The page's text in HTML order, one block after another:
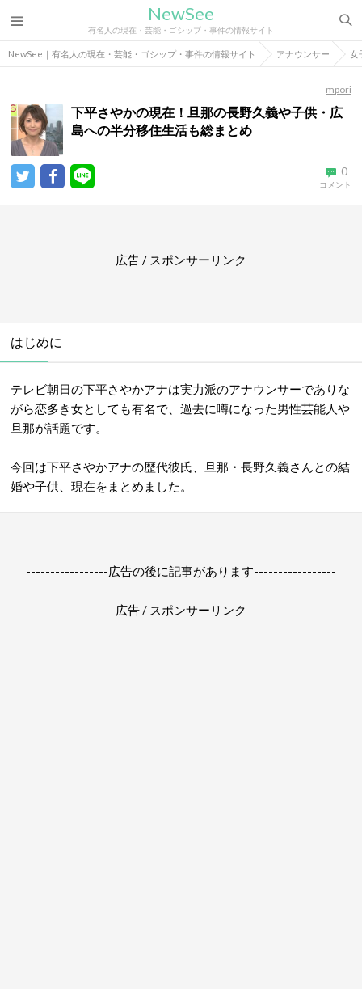
NewSee
有名人の現在・芸能・ゴシップ・事件の情報サイト
NewSee｜有名人の現在・芸能・ゴシップ・事件の情報サイト アナウンサー 女
mpori
下平さやかの現在！旦那の長野久義や子供・広
島への半分移住生活も総まとめ
0
コメント
広告 / スポンサーリンク
はじめに
テレビ朝日の下平さやかアナは実力派のアナウンサーでありな
がら恋多き女としても有名で、過去に噂になった男性芸能人や
旦那が話題です。
今回は下平さやかアナの歴代彼氏、旦那・長野久義さんとの結
婚や子供、現在をまとめました。
-----------------広告の後に記事があります-----------------
広告 / スポンサーリンク